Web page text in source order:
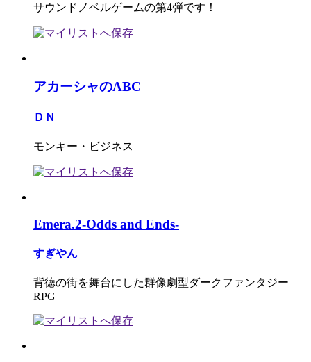
サウンドノベルゲームの第4弾です！
アカーシャのABC
ＤＮ
モンキー・ビジネス
Emera.2-Odds and Ends-
すぎやん
背徳の街を舞台にした群像劇型ダークファンタジー
RPG